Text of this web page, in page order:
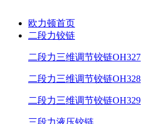
欧力顿首页
二段力铰链
二段力三维调节铰链OH327
二段力三维调节铰链OH328
二段力三维调节铰链OH329
三段力液压铰链